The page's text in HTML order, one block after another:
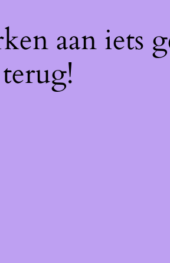
aan iets
terug!